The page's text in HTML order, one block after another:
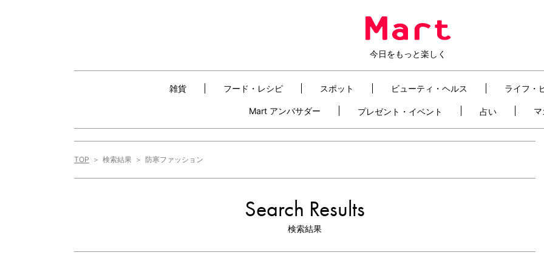
今日をもっと楽しく
雑貨 フード・レシピ スポット ビューティ・ヘルス ライフ・
Mart アンバサダー プレゼント・イベント 占い
TOP 検索結果 防寒ファッション
Search Results
検索結果